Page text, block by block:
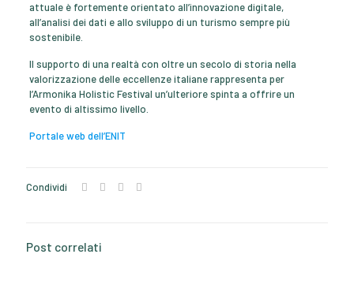
attuale è fortemente orientato all’innovazione digitale,
all’analisi dei dati e allo sviluppo di un turismo sempre più
sostenibile.
Il supporto di una realtà con oltre un secolo di storia nella
valorizzazione delle eccellenze italiane rappresenta per
l’Armonika Holistic Festival un’ulteriore spinta a offrire un
evento di altissimo livello.
Portale web dell’ENIT
Condividi
Post correlati